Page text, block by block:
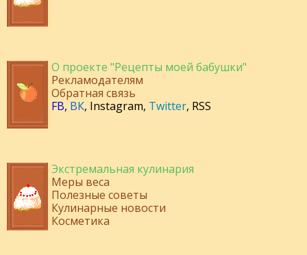
О проекте "Рецепты моей бабушки"
Рекламодателям
Обратная связь
FB, ВК, Instagram, Twitter, RSS
Экстремальная кулинария
Меры веса
Полезные советы
Кулинарные новости
Косметика